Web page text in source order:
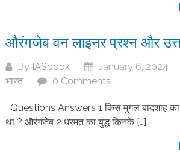
औरंगजेब वन लाइनर प्रश्न और
By IASbook January 6, 2024
भारत
0 Comments
Questions Answers 1 किस मुगल बादशाह का
था ? औरंगजेब 2 धरमत का युद्ध किनके […]...